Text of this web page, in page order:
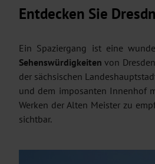
Entdecken Sie
Ein Spaziergang ist eine
Sehenswürdigkeiten von
der sächsischen
und dem imposanten Innenhof
Werken der Alten Meister zu
sichtbar.